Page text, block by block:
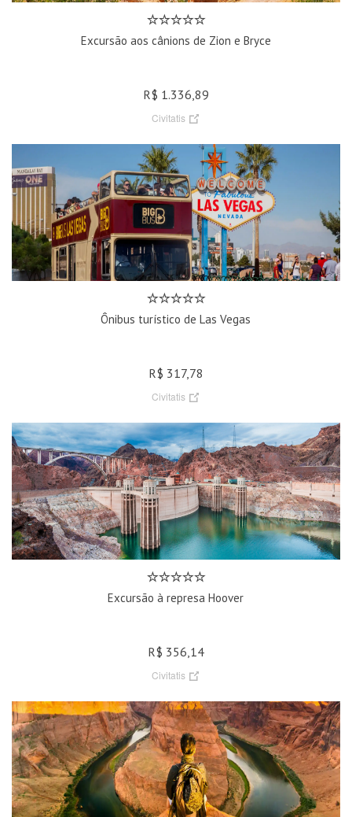
Excursão aos cânions de Zion e Bryce
R$ 1.336,89
Civitatis
Ônibus turístico de Las Vegas
R$ 317,78
Civitatis
Excursão à represa Hoover
R$ 356,14
Civitatis